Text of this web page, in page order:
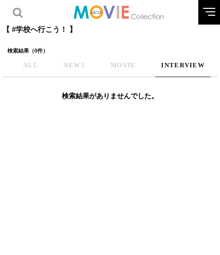
【 #学校へ行こう！ 】
検索結果（0件）
ALL NEWS MOVIE INTERVIEW
検索結果がありませんでした。